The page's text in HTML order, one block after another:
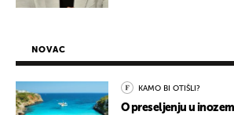
NOVAC
KAMO BI OTIŠLI?
O preseljenju u